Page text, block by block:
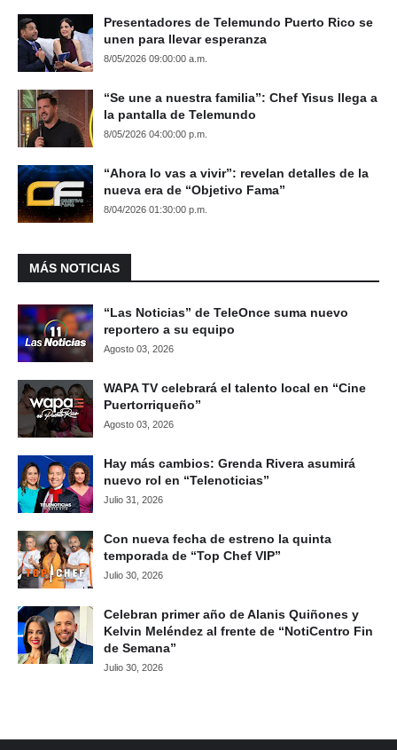
Presentadores de Telemundo Puerto Rico se
unen para llevar esperanza
8/05/2026 09:00:00 a.m.
“Se une a nuestra familia”: Chef Yisus llega a
la pantalla de Telemundo
8/05/2026 04:00:00 p.m.
“Ahora lo vas a vivir”: revelan detalles de la
nueva era de “Objetivo Fama”
8/04/2026 01:30:00 p.m.
MÁS NOTICIAS
“Las Noticias” de TeleOnce suma nuevo
reportero a su equipo
Agosto 03, 2026
WAPA TV celebrará el talento local en “Cine
Puertorriqueño”
Agosto 03, 2026
Hay más cambios: Grenda Rivera asumirá
nuevo rol en “Telenoticias”
Julio 31, 2026
Con nueva fecha de estreno la quinta
temporada de “Top Chef VIP”
Julio 30, 2026
Celebran primer año de Alanis Quiñones y
Kelvin Meléndez al frente de “NotiCentro Fin
de Semana”
Julio 30, 2026